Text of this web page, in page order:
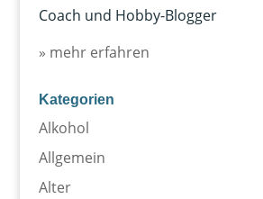
Coach und Hobby-Blogger
» mehr erfahren
Kategorien
Alkohol
Allgemein
Alter